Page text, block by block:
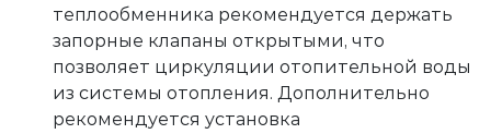
теплообменника рекомендуется держать
запорные клапаны открытыми, что
позволяет циркуляции отопительной воды
из системы отопления. Дополнительно
рекомендуется установка